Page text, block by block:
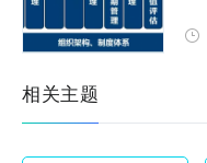
相关主题